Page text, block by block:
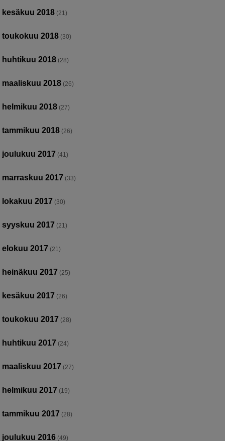
kesäkuu 2018 (21)
toukokuu 2018 (30)
huhtikuu 2018 (28)
maaliskuu 2018 (26)
helmikuu 2018 (27)
tammikuu 2018 (26)
joulukuu 2017 (41)
marraskuu 2017 (33)
lokakuu 2017 (30)
syyskuu 2017 (21)
elokuu 2017 (21)
heinäkuu 2017 (25)
kesäkuu 2017 (26)
toukokuu 2017 (28)
huhtikuu 2017 (24)
maaliskuu 2017 (27)
helmikuu 2017 (19)
tammikuu 2017 (28)
joulukuu 2016 (49)